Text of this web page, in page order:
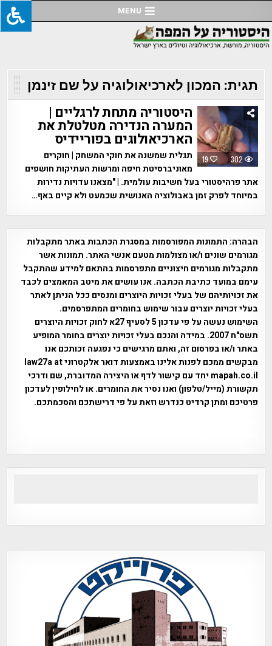
to
content
MENU
תגית: המכון לארכיאולוגיה על שם זינמן
19 302
היסטוריה מתחת לרגליים |
המערה הנדירה מטלטלת את
הארכיאולוגים בפוריידיס
תגלית שמשנה את חוקי המשחק | חוקרים
מאוניברסיטת חיפה ומרשות העתיקות חושפים
אתר פרהיסטורי בעל חשיבות עולמית. | "מצאנו עדויות נדירות
במיוחד לפרק זמן באבולוציה האנושית שכמעט ולא קיים באף…
הבהרה: התמונות המפורסמות במסגרת הכתבות באתר מתקבלות
מגורמים שונים ו/או מצולמות מטעם אנשי האתר. תמונות אשר
מתקבלות מגורמים חיצוניים מתפרסמות בהתאם למידע שהתקבל
עימם במועד כתיבת הכתבה. אנו עושים את מיטב המאמצים לכבד
את זכויותיהם של בעלי זכויות היוצרים ומנסים ככל הניתן לאתר
בעלי זכויות יוצרים עבור שימוש בחומרים המתפרסמים.
השימוש נעשה על פי עדכון 5 לסעיף 27א לחוק זכויות היוצרים
תשס"ח 2007. במידה והנכם בעלי זכויות יוצרים בחומר המופיע
באתר ו/או בפרסום זה, ואתם מרגישים כי נפגעה זכותכם אנו
מבקשים ממכם לפנות אלינו באמצעות דואר אלקטרוני law27a at
mapah.co.il יחד עם קישור לדף או היצירה המדוברת, שם ודרכי
תקשורת (מייל/טלפון) ואנו נסיר את החומרים. או לחילופין לעדכון
פרטיכם ומתן קרדיט כנדרש וזאת על פי דרישתכם והסכמתכם.